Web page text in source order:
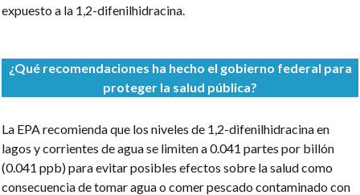
expuesto a la 1,2-difenilhidracina.
¿Qué recomendaciones ha hecho el gobierno federal para
proteger la salud pública?
La EPA recomienda que los niveles de 1,2-difenilhidracina en
lagos y corrientes de agua se limiten a 0.041 partes por billón
(0.041 ppb) para evitar posibles efectos sobre la salud como
consecuencia de tomar agua o comer pescado contaminado con